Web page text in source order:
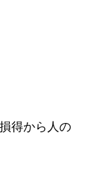
得から人の